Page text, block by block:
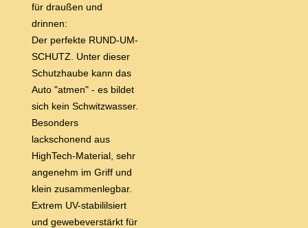
für draußen und
drinnen:
Der perfekte RUND-UM-
SCHUTZ. Unter dieser
Schutzhaube kann das
Auto "atmen" - es bildet
sich kein Schwitzwasser.
Besonders
lackschonend aus
HighTech-Material, sehr
angenehm im Griff und
klein zusammenlegbar.
Extrem UV-stabililsiert
und gewebeverstärkt für